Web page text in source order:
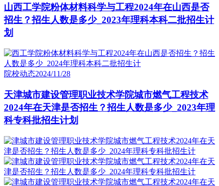
山西工学院粉体材料科学与工程2024年在山西是否
招生？招生人数是多少_2023年理科本科二批招生计
划
院校动态2024/11/28
天津城市建设管理职业技术学院城市燃气工程技术
2024年在天津是否招生？招生人数是多少_2023年理
科专科批招生计划